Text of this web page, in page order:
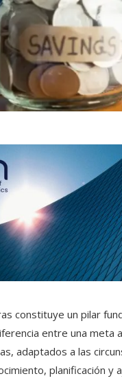
constituye un pilar
entre una meta
adaptados a las
planificación y